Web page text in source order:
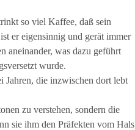
so viel Kaffee, daß sein
er eigensinnig und gerät immer
aneinander, was dazu geführt
wurde.
Jahren, die inzwischen dort lebt
zu verstehen, sondern die
sie ihm den Präfekten vom Hals